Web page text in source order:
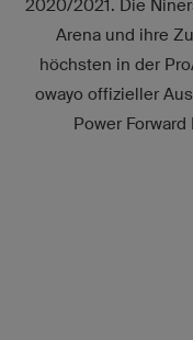
2020/2021. Die
Arena und ihre
höchsten in der
owayo offizieller
Power